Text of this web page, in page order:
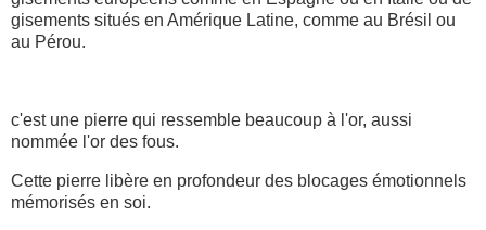
gisements situés en Amérique Latine, comme au Brésil ou
au Pérou.
c'est une pierre qui ressemble beaucoup à l'or, aussi
nommée l'or des fous.
Cette pierre libère en profondeur des blocages émotionnels
mémorisés en soi.